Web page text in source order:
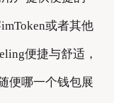
或者其他
便捷与舒适，
便哪一个钱包展